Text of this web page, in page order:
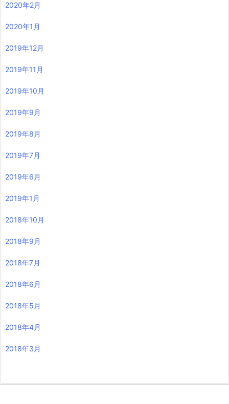
2020年2月
2020年1月
2019年12月
2019年11月
2019年10月
2019年9月
2019年8月
2019年7月
2019年6月
2019年1月
2018年10月
2018年9月
2018年7月
2018年6月
2018年5月
2018年4月
2018年3月